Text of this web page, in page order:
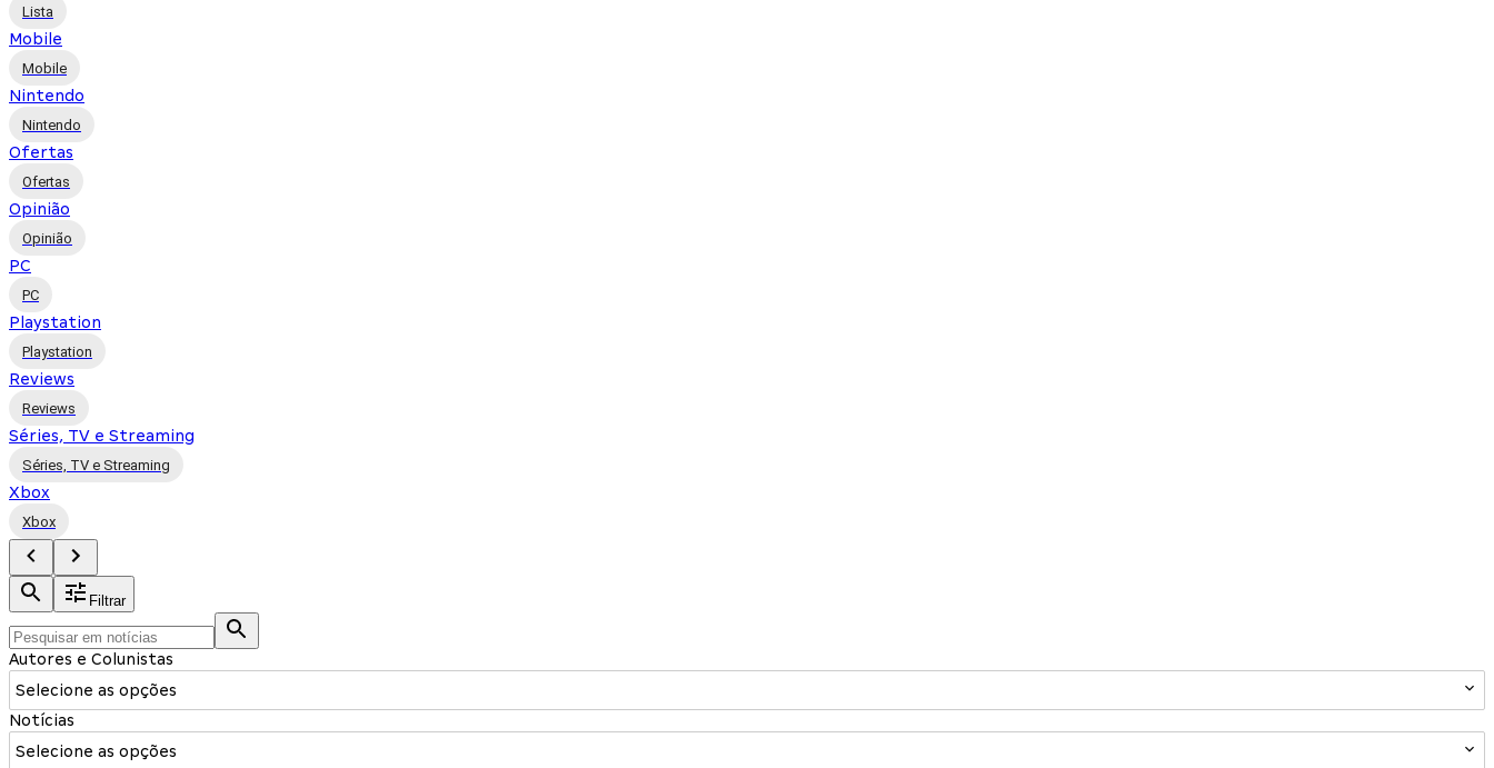
Lista
Mobile
Mobile
Nintendo
Nintendo
Ofertas
Ofertas
Opinião
Opinião
PC
PC
Playstation
Playstation
Reviews
Reviews
Séries, TV e Streaming
Séries, TV e Streaming
Xbox
Xbox
Filtrar
Autores e Colunistas
Selecione as opções
Notícias
Selecione as opções